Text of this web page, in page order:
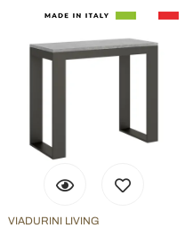
VIADURINI LIVING